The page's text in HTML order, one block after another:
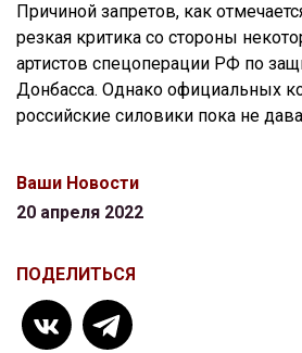
Причиной запретов, как
резкая критика со стороны
артистов спецоперации РФ по
Донбасса. Однако официальных
российские силовики пока не
Ваши Новости
20 апреля 2022
ПОДЕЛИТЬСЯ